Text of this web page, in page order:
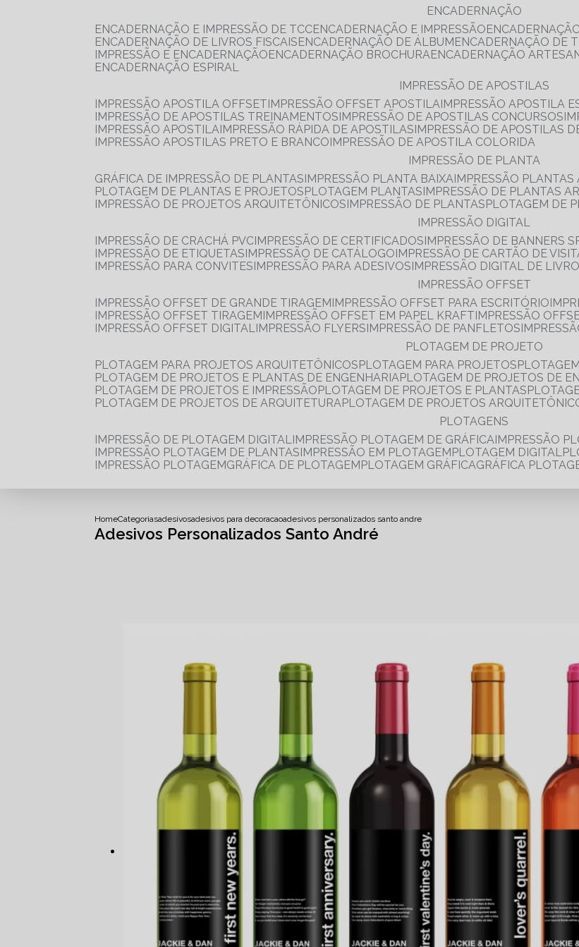
ENCADERNAÇÃO
ENCADERNAÇÃO E IMPRESSÃO DE TCC
ENCADERNAÇÃO E IMPRESSÃO
ENCADERNAÇÃO DE LIVROS FISCAIS
ENCADERNAÇÃO DE ÁLBUM ENCADERNAÇÃO DE
IMPRESSÃO E ENCADERNAÇÃO
ENCADERNAÇÃO BROCHURA ENCADERNAÇÃO
ENCADERNAÇÃO ESPIRAL
IMPRESSÃO DE APOSTILAS
IMPRESSÃO APOSTILA OFFSET IMPRESSÃO OFFSET APOSTILA IMPRESSÃO APOSTILA
IMPRESSÃO DE APOSTILAS TREINAMENTOS IMPRESSÃO DE APOSTILAS CONCURSOS
IMPRESSÃO APOSTILA IMPRESSÃO RÁPIDA DE APOSTILAS IMPRESSÃO DE APOSTILAS
IMPRESSÃO APOSTILAS PRETO E BRANCO IMPRESSÃO DE APOSTILA COLORIDA
IMPRESSÃO DE PLANTA
GRÁFICA DE IMPRESSÃO DE PLANTAS IMPRESSÃO PLANTA BAIXA IMPRESSÃO
PLOTAGEM DE PLANTAS E PROJETOS
PLOTAGEM PLANTAS IMPRESSÃO DE PLANTAS
IMPRESSÃO DE PROJETOS ARQUITETÔNICOS IMPRESSÃO DE PLANTAS
PLOTAGEM DE
IMPRESSÃO DIGITAL
IMPRESSÃO DE CRACHÁ PVC IMPRESSÃO DE CERTIFICADOS IMPRESSÃO DE BANNERS
IMPRESSÃO DE ETIQUETAS IMPRESSÃO DE CATÁLOGO IMPRESSÃO DE CARTÃO DE
IMPRESSÃO PARA CONVITES IMPRESSÃO PARA ADESIVOS IMPRESSÃO DIGITAL DE
IMPRESSÃO OFFSET
IMPRESSÃO OFFSET DE GRANDE TIRAGEM IMPRESSÃO OFFSET PARA ESCRITÓRIO
IMPRESSÃO OFFSET TIRAGEM IMPRESSÃO OFFSET EM PAPEL KRAFT IMPRESSÃO
IMPRESSÃO OFFSET DIGITAL IMPRESSÃO FLYERS IMPRESSÃO DE PANFLETOS
PLOTAGEM DE PROJETO
PLOTAGEM PARA PROJETOS ARQUITETÔNICOS
PLOTAGEM PARA PROJETOS
PLOTAGEM DE PROJETOS E PLANTAS DE ENGENHARIA
PLOTAGEM DE PROJETOS DE
PLOTAGEM DE PROJETOS E IMPRESSÃO
PLOTAGEM DE PROJETOS E PLANTAS
PLOTAGEM DE PROJETOS DE ARQUITETURA
PLOTAGEM DE PROJETOS
PLOTAGENS
IMPRESSÃO DE PLOTAGEM DIGITAL IMPRESSÃO PLOTAGEM DE GRÁFICA IMPRESSÃO
IMPRESSÃO PLOTAGEM DE PLANTAS IMPRESSÃO EM PLOTAGEM PLOTAGEM DIGITAL
IMPRESSÃO PLOTAGEM
GRÁFICA DE PLOTAGEM PLOTAGEM GRÁFICA GRÁFICA
HomeCategoriasadesivosadesivos para decoracaoadesivos personalizados santo andre
Adesivos Personalizados Santo André